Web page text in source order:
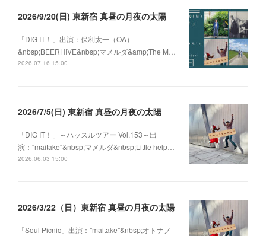
2026/9/20(日) 東新宿 真昼の月夜の太陽
「DIG IT！」出演：保利太一（OA）
&nbsp;BEERHIVE&nbsp;マメルダ&amp;The M…
2026.07.16 15:00
2026/7/5(日) 東新宿 真昼の月夜の太陽
「DIG IT！」～ハッスルツアー Vol.153～出
演："maitake"&nbsp;マメルダ&nbsp;Little help…
2026.06.03 15:00
2026/3/22（日）東新宿 真昼の月夜の太陽
「Soul Picnic」出演："maitake"&nbsp;オトナノ